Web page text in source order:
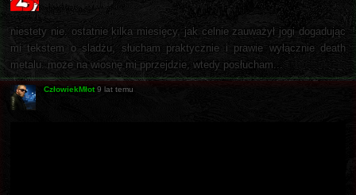
niestety nie. ostatnie kilka miesięcy, jak celnie zauważył jogi dogadując
mi tekstem o sladżu, słucham praktycznie i prawie wyłącznie death
metalu. może na wiosnę mi pprzejdzie, wtedy posłucham...
CzłowiekMłot 9 lat temu